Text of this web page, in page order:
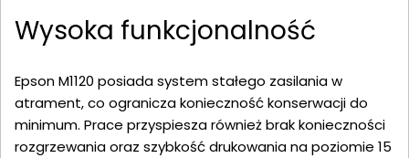
Wysoka funkcjonalność
Epson M1120 posiada system stałego zasilania w
atrament, co ogranicza konieczność konserwacji do
minimum. Prace przyspiesza również brak konieczności
rozgrzewania oraz szybkość drukowania na poziomie 15